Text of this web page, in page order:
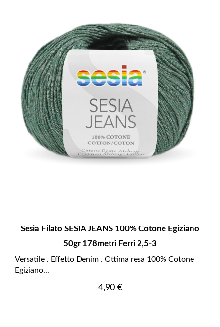
Sesia Filato SESIA JEANS 100% Cotone Egiziano
50gr 178metri Ferri 2,5-3
Versatile . Effetto Denim . Ottima resa 100% Cotone
Egiziano...
Prezzo
4,90 €